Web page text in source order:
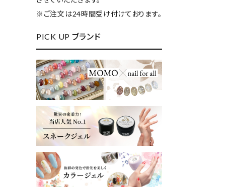
※ご注文は24時間受け付けております。
PICK UP ブランド